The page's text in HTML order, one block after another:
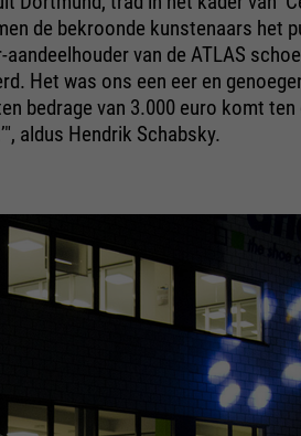
de bekroonde kunstenaars het
van de ATLAS
Het was ons een eer en
bedrage van 3.000 euro komt
aldus Hendrik Schabsky.